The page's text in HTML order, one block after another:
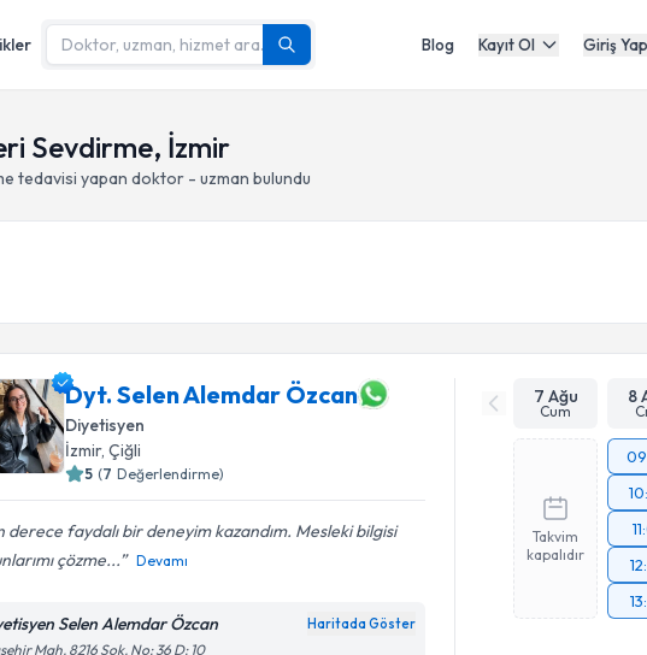
Blog Kayıt Ol Giriş Yap
Sevdirme, İzmir
tedavisi yapan doktor - uzman bulundu
Dyt. Selen Alemdar Özcan
Diyetisyen
İzmir, Çiğli
5 (7 Değerlendirme)
derece faydalı bir deneyim kazandım. Mesleki bilgisi
çözme...
Devamı
Selen Alemdar Özcan Haritada Göster
Mah. 8216 Sok. No: 36 D: 10
7 Ağu
Cum
8
Takvim
kapalıdır